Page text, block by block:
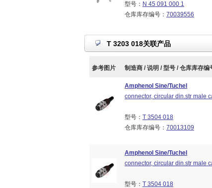
型号： N 45 091 000 1
仓库库存编号： 70039556
T 3203 018关联产品
参考图片 制造商 / 说明 / 型号 / 仓库库存编
Amphenol Sine/Tuchel
connector, circular din.str male
型号： T 3504 018
仓库库存编号： 70013109
Amphenol Sine/Tuchel
connector, circular din.str male
型号： T 3504 018